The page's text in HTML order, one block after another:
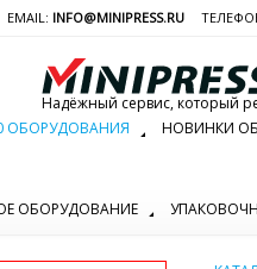
EMAIL: INFO@MINIPRESS.RU
Надёжный сервис, который
ОБОРУДОВАНИЯ НОВИНКИ
ОБОРУДОВАНИЕ